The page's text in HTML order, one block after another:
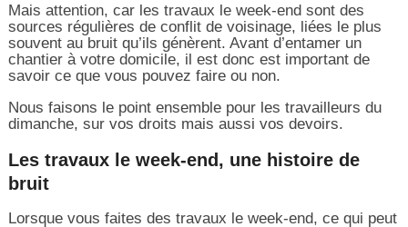
Mais attention, car les travaux le week-end sont des
sources régulières de conflit de voisinage, liées le plus
souvent au bruit qu’ils génèrent. Avant d’entamer un
chantier à votre domicile, il est donc est important de
savoir ce que vous pouvez faire ou non.
Nous faisons le point ensemble pour les travailleurs du
dimanche, sur vos droits mais aussi vos devoirs.
Les travaux le week-end, une histoire de
bruit
Lorsque vous faites des travaux le week-end, ce qui peut